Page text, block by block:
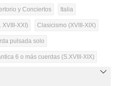
y Conciertos Italia
XXI) Clasicismo (XVIII-XIX)
pulsada solo
6 o más cuerdas (S.XVIII-XIX)